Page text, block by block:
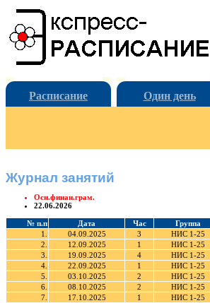
Расписание Один день
Журнал занятий
Осн.финан.грам.
22.06.2026
№ п.п Дата Час Группа
1.
04.09.2025 3 НИС 1-25
2.
12.09.2025 1 НИС 1-25
3.
19.09.2025 4 НИС 1-25
4.
22.09.2025 1 НИС 1-25
5.
03.10.2025 2 НИС 1-25
6.
08.10.2025 2 НИС 1-25
7.
17.10.2025 1 НИС 1-25